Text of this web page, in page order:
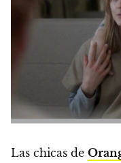
Las chicas de